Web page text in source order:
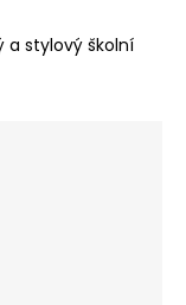
a stylový školní